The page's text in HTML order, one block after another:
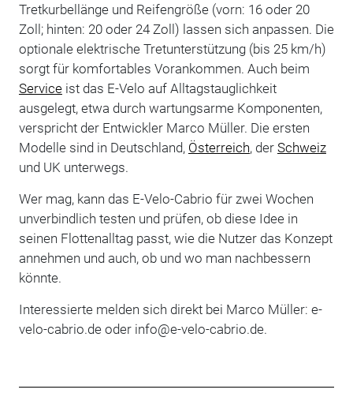
Tretkurbellänge und Reifengröße (vorn: 16 oder 20
Zoll; hinten: 20 oder 24 Zoll) lassen sich anpassen. Die
optionale elektrische Tretunterstützung (bis 25 km/h)
sorgt für komfortables Vorankommen. Auch beim
Serviceist das E-Velo auf Alltagstauglichkeit
ausgelegt, etwa durch wartungsarme Komponenten,
verspricht der Entwickler Marco Müller. Die ersten
Modelle sind in Deutschland, Österreich, der Schweiz
und UK unterwegs.
Wer mag, kann das E-Velo-Cabrio für zwei Wochen
unverbindlich testen und prüfen, ob diese Idee in
seinen Flottenalltag passt, wie die Nutzer das Konzept
annehmen und auch, ob und wo man nachbessern
könnte.
Interessierte melden sich direkt bei Marco Müller: e-
velo-cabrio.de oder info@e-velo-cabrio.de.